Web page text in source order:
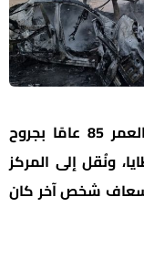
في هذا السياق، أُصيب رجل يبلغ من العمر 85 عامًا بجروح
ونُقل إلى المركز
شخص آخر كان